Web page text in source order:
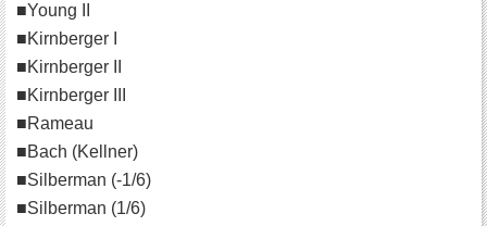
■Young II
■Kirnberger I
■Kirnberger II
■Kirnberger III
■Rameau
■Bach (Kellner)
■Silberman (-1/6)
■Silberman (1/6)